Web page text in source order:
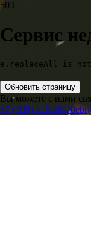
503
Сервис
e.replaceAll is
Обновить страницу
Вы можете с нами
+7 (499) 418-00-40